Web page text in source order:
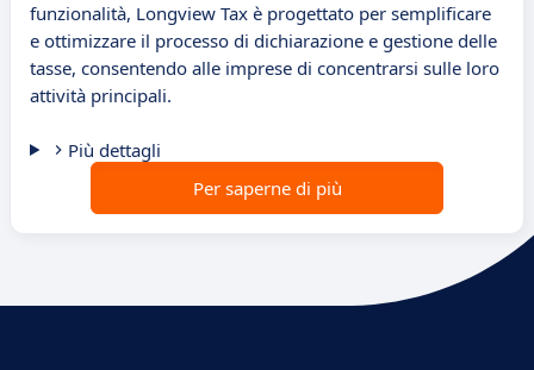
funzionalità, Longview Tax è progettato per semplificare
e ottimizzare il processo di dichiarazione e gestione delle
tasse, consentendo alle imprese di concentrarsi sulle loro
attività principali.
Più dettagli
Per saperne di più